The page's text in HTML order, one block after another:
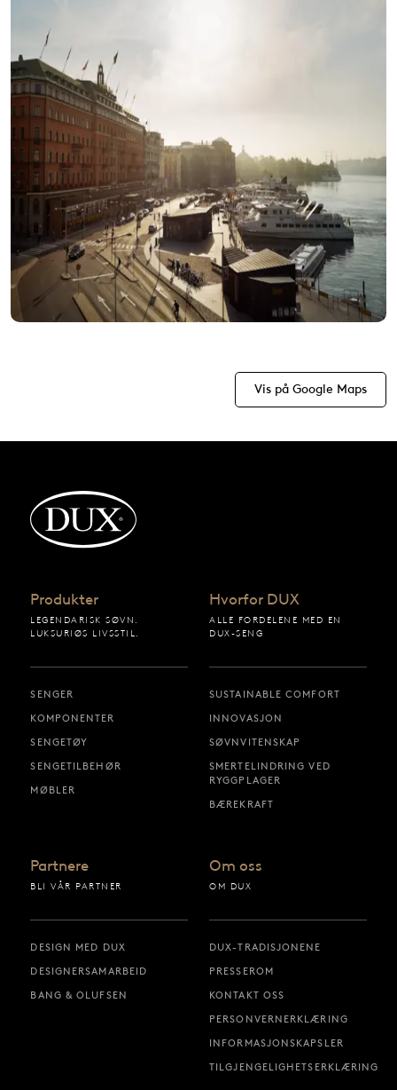
Vis på Google Maps
Produkter
LEGENDARISK SØVN.
LUKSURIØS LIVSSTIL.
SENGER
KOMPONENTER
SENGETØY
SENGETILBEHØR
MØBLER
Hvorfor DUX
ALLE FORDELENE MED EN
DUX-SENG
SUSTAINABLE COMFORT
INNOVASJON
SØVNVITENSKAP
SMERTELINDRING VED
RYGGPLAGER
BÆREKRAFT
Partnere
BLI VÅR PARTNER
DESIGN MED DUX
DESIGNERSAMARBEID
BANG & OLUFSEN
Om oss
OM DUX
DUX-TRADISJONENE
PRESSEROM
KONTAKT OSS
PERSONVERNERKLÆRING
INFORMASJONSKAPSLER
TILGJENGELIGHETSERKLÆRING